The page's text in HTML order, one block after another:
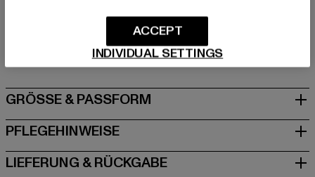
Hersteller: TB International GmbH |info@tbint.de
Dr.-Robert-Murjahn-Straße 7 | 64372 Ober-Ramstadt |
GRÖSSE & PASSFORM
PFLEGEHINWEISE
LIEFERUNG & RÜCKGABE
INDIVIDUAL SETTINGS
ACCEPT